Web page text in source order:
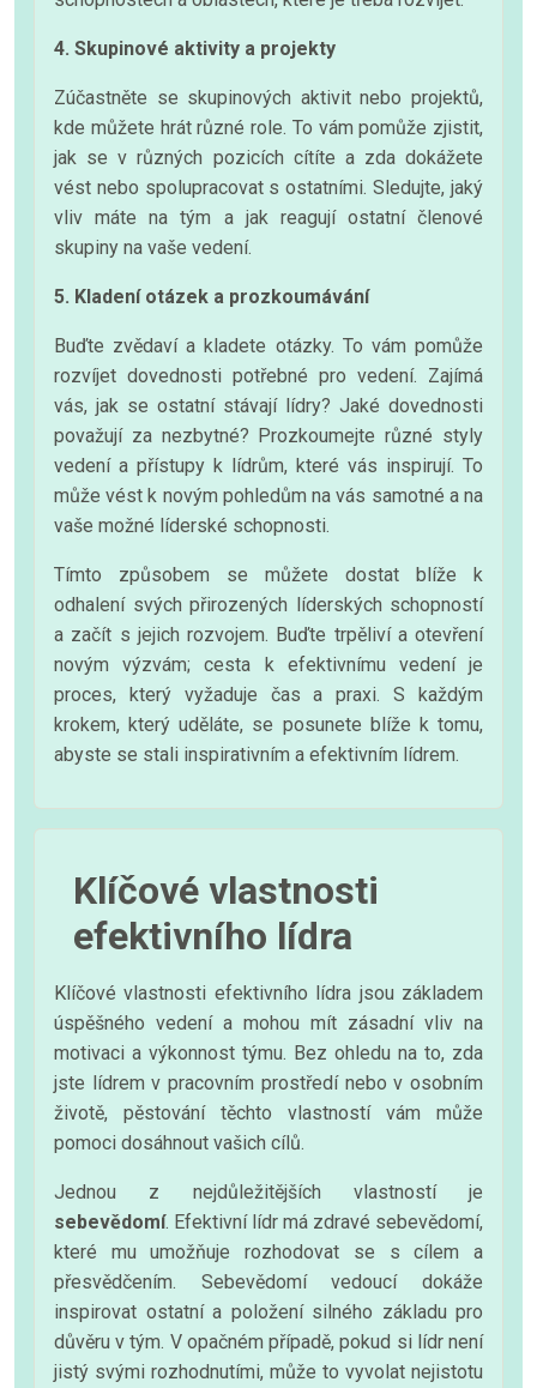
4. Skupinové aktivity a projekty
Zúčastněte se skupinových aktivit nebo projektů,
kde můžete hrát různé role. To vám pomůže zjistit,
jak se v různých pozicích cítíte a zda dokážete
vést nebo spolupracovat s ostatními. Sledujte, jaký
vliv máte na tým a jak reagují ostatní členové
skupiny na vaše vedení.
5. Kladení otázek a prozkoumávání
Buďte zvědaví a kladete otázky. To vám pomůže
rozvíjet dovednosti potřebné pro vedení. Zajímá
vás, jak se ostatní stávají lídry? Jaké dovednosti
považují za nezbytné? Prozkoumejte různé styly
vedení a přístupy k lídrům, které vás inspirují. To
může vést k novým pohledům na vás samotné a na
vaše možné líderské schopnosti.
Tímto způsobem se můžete dostat blíže k
odhalení svých přirozených líderských schopností
a začít s jejich rozvojem. Buďte trpěliví a otevření
novým výzvám; cesta k efektivnímu vedení je
proces, který vyžaduje čas a praxi. S každým
krokem, který uděláte, se posunete blíže k tomu,
abyste se stali inspirativním a efektivním lídrem.
Klíčové vlastnosti
efektivního lídra
Klíčové vlastnosti efektivního lídra jsou základem
úspěšného vedení a mohou mít zásadní vliv na
motivaci a výkonnost týmu. Bez ohledu na to, zda
jste lídrem v pracovním prostředí nebo v osobním
životě, pěstování těchto vlastností vám může
pomoci dosáhnout vašich cílů.
Jednou z nejdůležitějších vlastností je
sebevědomí. Efektivní lídr má zdravé sebevědomí,
které mu umožňuje rozhodovat se s cílem a
přesvědčením. Sebevědomí vedoucí dokáže
inspirovat ostatní a položení silného základu pro
důvěru v tým. V opačném případě, pokud si lídr není
jistý svými rozhodnutími, může to vyvolat nejistotu